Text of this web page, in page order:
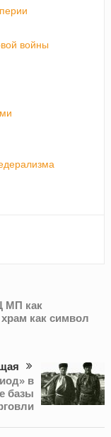
войны
МП как
как символ
в
базы